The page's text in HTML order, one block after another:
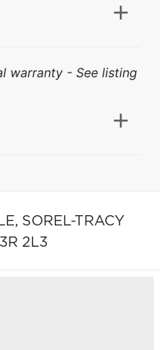
warranty - See listing
SOREL-TRACY
2L3